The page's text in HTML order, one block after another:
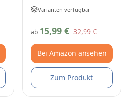
Varianten verfügbar
ab 15,99 € 32,99 €
Bei Amazon ansehen
Zum Produkt